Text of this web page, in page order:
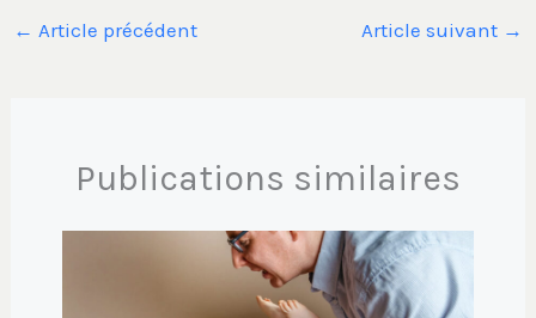
← Article précédent Article suivant →
Publications similaires